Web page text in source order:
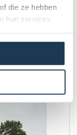
die ze hebben
hun services.